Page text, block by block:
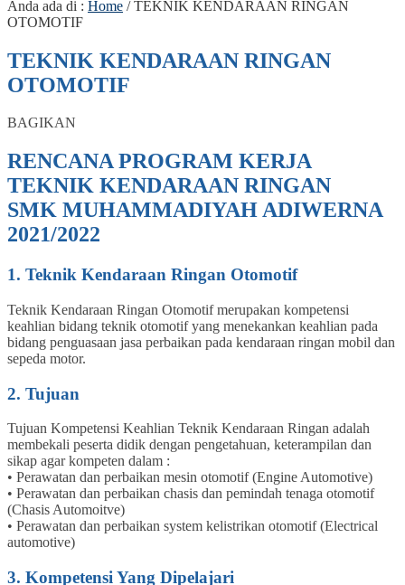
Anda ada di : Home /TEKNIK KENDARAAN RINGAN
OTOMOTIF
TEKNIK KENDARAAN RINGAN
OTOMOTIF
BAGIKAN
RENCANA PROGRAM KERJA
TEKNIK KENDARAAN RINGAN
SMK MUHAMMADIYAH ADIWERNA
2021/2022
1. Teknik Kendaraan Ringan Otomotif
Teknik Kendaraan Ringan Otomotif merupakan kompetensi
keahlian bidang teknik otomotif yang menekankan keahlian pada
bidang penguasaan jasa perbaikan pada kendaraan ringan mobil dan
sepeda motor.
2. Tujuan
Tujuan Kompetensi Keahlian Teknik Kendaraan Ringan adalah
membekali peserta didik dengan pengetahuan, keterampilan dan
sikap agar kompeten dalam :
• Perawatan dan perbaikan mesin otomotif (Engine Automotive)
• Perawatan dan perbaikan chasis dan pemindah tenaga otomotif
(Chasis Automoitve)
• Perawatan dan perbaikan system kelistrikan otomotif (Electrical
automotive)
3. Kompetensi Yang Dipelajari